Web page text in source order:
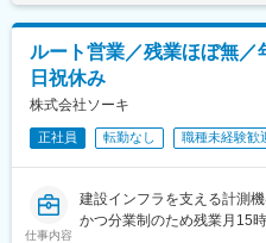
⇒ 次長・部長（20年目）
ルート営業／残業ほぼ無
日祝休み
株式会社ソーキ
正社員 転勤なし 職種未経験歓
仕事内容
建設インフラを支える計測
かつ分業制のため残業月15